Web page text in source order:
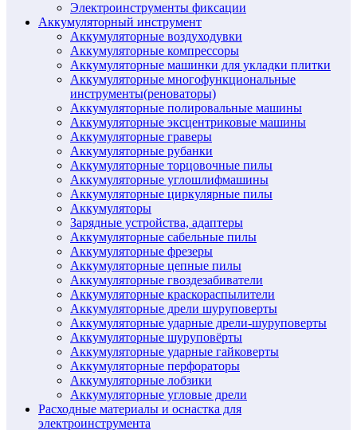
Электроинструменты фиксации
Аккумуляторный инструмент
Аккумуляторные воздуходувки
Аккумуляторные компрессоры
Аккумуляторные машинки для укладки плитки
Аккумуляторные многофункциональные
инструменты(реноваторы)
Аккумуляторные полировальные машины
Аккумуляторные эксцентриковые машины
Аккумуляторные граверы
Аккумуляторные рубанки
Аккумуляторные торцовочные пилы
Аккумуляторные углошлифмашины
Аккумуляторные циркулярные пилы
Аккумуляторы
Зарядные устройства, адаптеры
Аккумуляторные сабельные пилы
Аккумуляторные фрезеры
Аккумуляторные цепные пилы
Аккумуляторные гвоздезабиватели
Аккумуляторные краскораспылители
Аккумуляторные дрели шуруповерты
Аккумуляторные ударные дрели-шуруповерты
Аккумуляторные шуруповёрты
Аккумуляторные ударные гайковерты
Аккумуляторные перфораторы
Аккумуляторные лобзики
Аккумуляторные угловые дрели
Расходные материалы и оснастка для
электроинструмента